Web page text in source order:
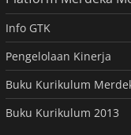
Info GTK
Pengelolaan Kinerja
Buku Kurikulum
Buku Kurikulum 2013